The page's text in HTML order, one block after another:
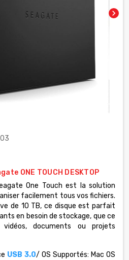
chevron_right
ONE TOUCH DESKTOP
One Touch est la solution
facilement tous vos fichiers.
de 10 TB, ce disque est parfait
en besoin de stockage, que ce
documents ou projets
USB 3.0/ OS Supportés: Mac OS